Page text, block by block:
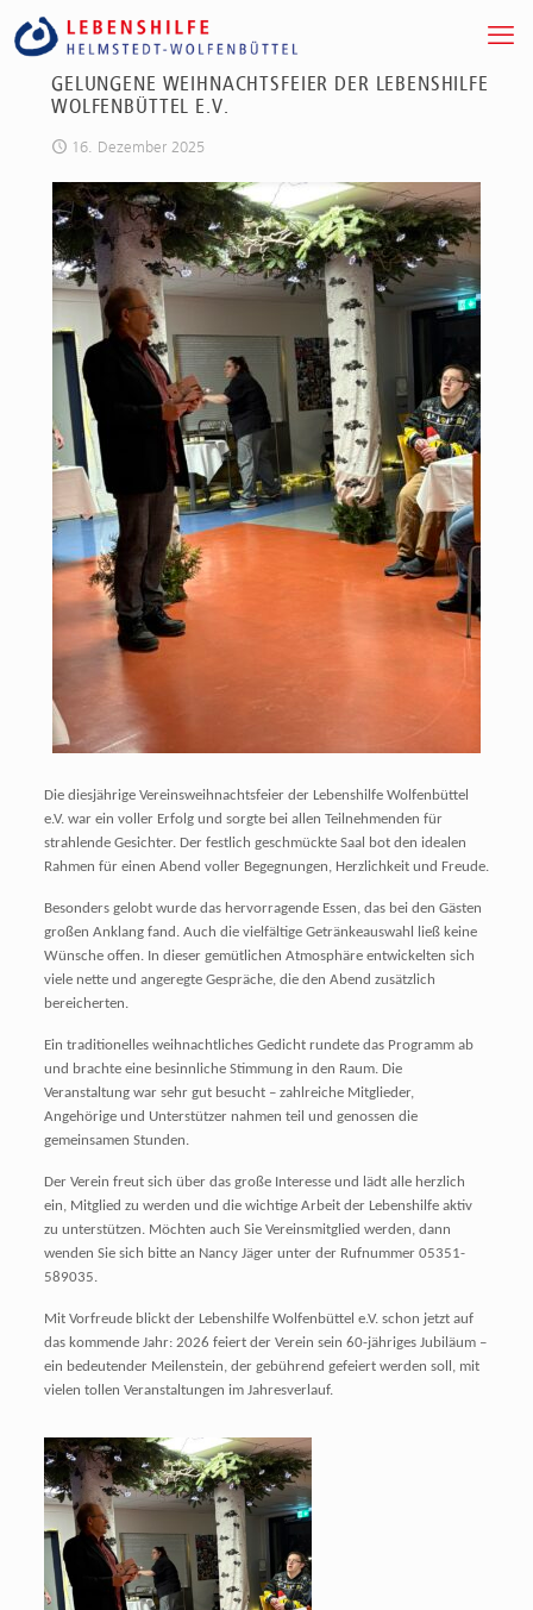
GELUNGENE WEIHNACHTSFEIER DER LEBENSHILFE
WOLFENBÜTTEL E.V.
16. Dezember 2025
Die diesjährige Vereinsweihnachtsfeier der Lebenshilfe Wolfenbüttel
e.V. war ein voller Erfolg und sorgte bei allen Teilnehmenden für
strahlende Gesichter. Der festlich geschmückte Saal bot den idealen
Rahmen für einen Abend voller Begegnungen, Herzlichkeit und Freude.
Besonders gelobt wurde das hervorragende Essen, das bei den Gästen
großen Anklang fand. Auch die vielfältige Getränkeauswahl ließ keine
Wünsche offen. In dieser gemütlichen Atmosphäre entwickelten sich
viele nette und angeregte Gespräche, die den Abend zusätzlich
bereicherten.
Ein traditionelles weihnachtliches Gedicht rundete das Programm ab
und brachte eine besinnliche Stimmung in den Raum. Die
Veranstaltung war sehr gut besucht – zahlreiche Mitglieder,
Angehörige und Unterstützer nahmen teil und genossen die
gemeinsamen Stunden.
Der Verein freut sich über das große Interesse und lädt alle herzlich
ein, Mitglied zu werden und die wichtige Arbeit der Lebenshilfe aktiv
zu unterstützen. Möchten auch Sie Vereinsmitglied werden, dann
wenden Sie sich bitte an Nancy Jäger unter der Rufnummer 05351-
589035.
Mit Vorfreude blickt der Lebenshilfe Wolfenbüttel e.V. schon jetzt auf
das kommende Jahr: 2026 feiert der Verein sein 60-jähriges Jubiläum –
ein bedeutender Meilenstein, der gebührend gefeiert werden soll, mit
vielen tollen Veranstaltungen im Jahresverlauf.